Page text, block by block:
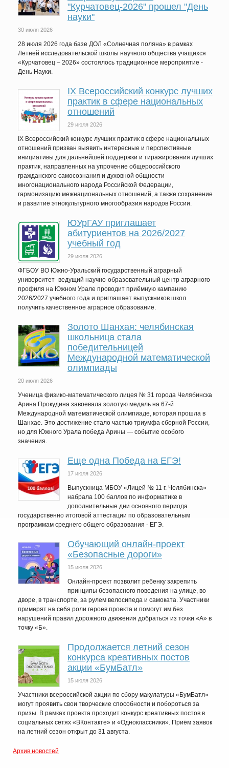
"Курчатовец-2026" прошел "День
науки"
30 июля 2026
28 июля 2026 года базе ДОЛ «Солнечная поляна» в рамках
Летней исследовательской школы научного общества учащихся
«Курчатовец – 2026» состоялось традиционное мероприятие -
День Науки.
IХ Всероссийский конкурс лучших
практик в сфере национальных
отношений
29 июля 2026
IX Всероссийский конкурс лучших практик в сфере национальных
отношений призван выявить интересные и перспективные
инициативы для дальнейшей поддержки и тиражирования лучших
практик, направленных на упрочение общероссийского
гражданского самосознания и духовной общности
многонационального народа Российской Федерации,
гармонизацию межнациональных отношений, а также сохранение
и развитие этнокультурного многообразия народов России.
ЮУрГАУ приглашает
абитуриентов на 2026/2027
учебный год
29 июля 2026
ФГБОУ ВО Южно-Уральский государственный аграрный
университет- ведущий научно-образовательный центр аграрного
профиля на Южном Урале проводит приёмную кампанию
2026/2027 учебного года и приглашает выпускников школ
получить качественное аграрное образование.
Золото Шанхая: челябинская
школьница стала
победительницей
Международной математической
олимпиады
20 июля 2026
Ученица физико-математического лицея № 31 города Челябинска
Арина Прокудина завоевала золотую медаль на 67-й
Международной математической олимпиаде, которая прошла в
Шанхае. Это достижение стало частью триумфа сборной России,
но для Южного Урала победа Арины — событие особого
значения.
Еще одна Победа на ЕГЭ!
17 июля 2026
Выпускница МБОУ «Лицей № 11 г. Челябинска»
набрала 100 баллов по информатике в
дополнительные дни основного периода
государственно итоговой аттестации по образовательным
программам среднего общего образования - ЕГЭ.
Обучающий онлайн-проект
«Безопасные дороги»
15 июля 2026
Онлайн-проект позволит ребенку закрепить
принципы безопасного поведения на улице, во
дворе, в транспорте, за рулем велосипеда и самоката. Участники
примерят на себя роли героев проекта и помогут им без
нарушений правил дорожного движения добраться из точки «А» в
точку «Б».
Продолжается летний сезон
конкурса креативных постов
акции «БумБатл»
15 июля 2026
Участники всероссийской акции по сбору макулатуры «БумБатл»
могут проявить свои творческие способности и побороться за
призы. В рамках проекта проходит конкурс креативных постов в
социальных сетях «ВКонтакте» и «Одноклассники». Приём заявок
на летний сезон открыт до 31 августа.
Архив новостей